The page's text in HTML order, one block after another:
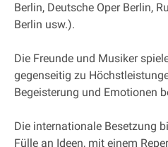
Berlin, Deutsche Oper Berlin,
Berlin usw.).
Die Freunde und Musiker
gegenseitig zu
Begeisterung und Emotionen
Die internationale Besetzung
Fülle an Ideen, mit einem